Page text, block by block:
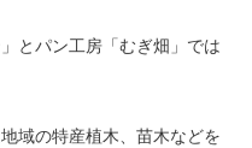
とパン工房「むぎ畑」では
域の特産植木、苗木などを